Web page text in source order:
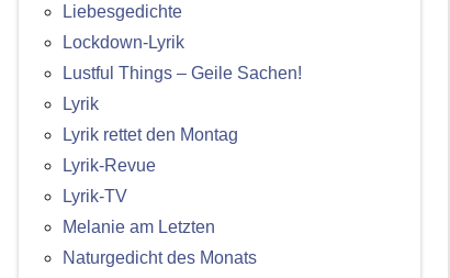
Liebesgedichte
Lockdown-Lyrik
Lustful Things – Geile Sachen!
Lyrik
Lyrik rettet den Montag
Lyrik-Revue
Lyrik-TV
Melanie am Letzten
Naturgedicht des Monats